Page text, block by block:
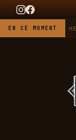
EN CE MOMENT
TAG